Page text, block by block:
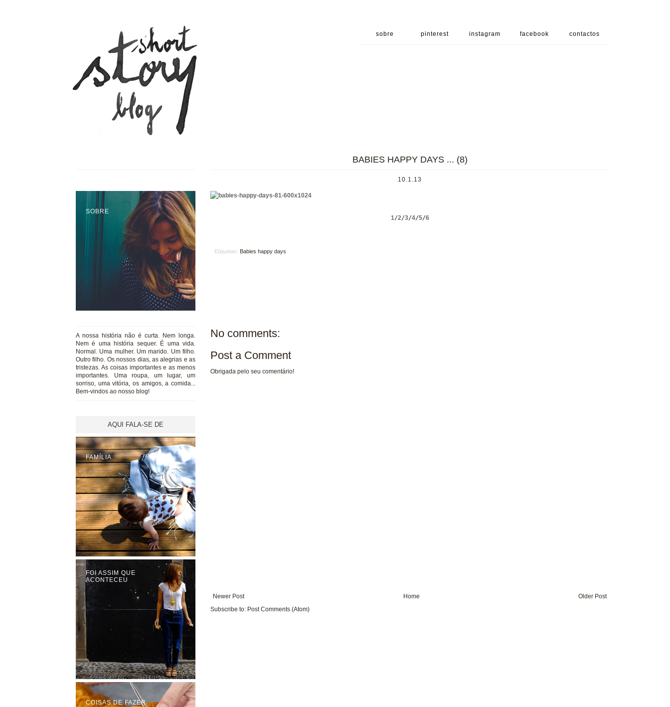
contactos
facebook
instagram
pinterest
sobre
BABIES HAPPY DAYS ... (8)
10.1.13
1/2/3/4/5/6
Etiquetas: Babies happy days
No comments:
Post a Comment
Obrigada pelo seu comentário!
Newer Post Older Post
Home
Subscribe to: Post Comments (Atom)
SOBRE
A nossa história não é curta. Nem longa.
Nem é uma história sequer. É uma vida.
Normal. Uma mulher. Um marido. Um filho.
Outro filho. Os nossos dias, as alegrias e as
tristezas. As coisas importantes e as menos
importantes. Uma roupa, um lugar, um
sorriso, uma vitória, os amigos, a comida...
Bem-vindos ao nosso blog!
AQUI FALA-SE DE
FAMÍLIA
FOI ASSIM QUE
ACONTECEU
COISAS DE FAZER